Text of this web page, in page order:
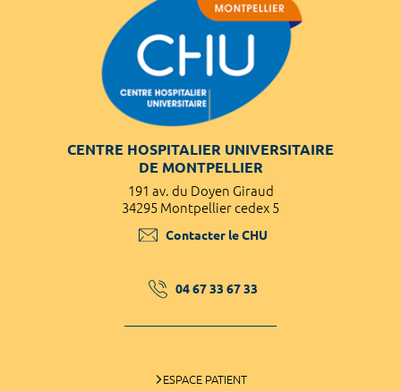
CENTRE HOSPITALIER UNIVERSITAIRE
DE MONTPELLIER
191 av. du Doyen Giraud
34295 Montpellier cedex 5
Contacter le CHU
04 67 33 67 33
ESPACE PATIENT